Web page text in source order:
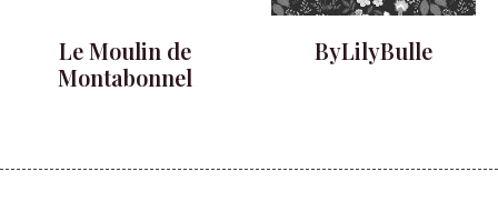
Le Moulin de
Montabonnel
ByLilyBulle